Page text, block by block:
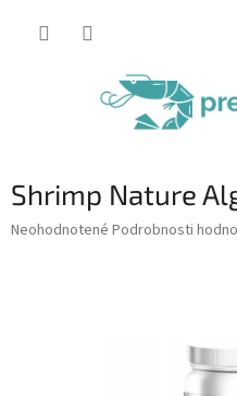
Shrimp Nature
Priemerné
Neohodnotené Podrobnosti